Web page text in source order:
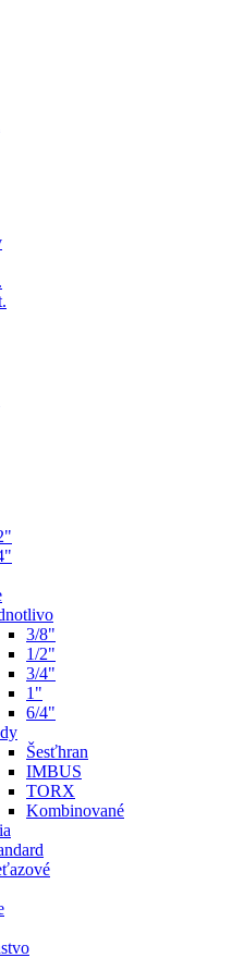
3/8"
1/2"
3/4"
1"
6/4"
Šesťhran
IMBUS
TORX
Kombinované